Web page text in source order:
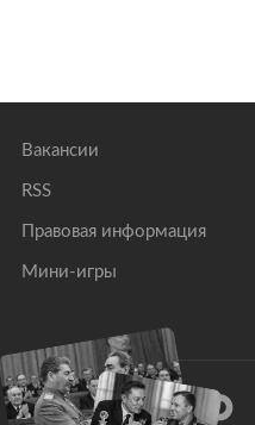
Вакансии
RSS
Правовая информация
Мини-игры